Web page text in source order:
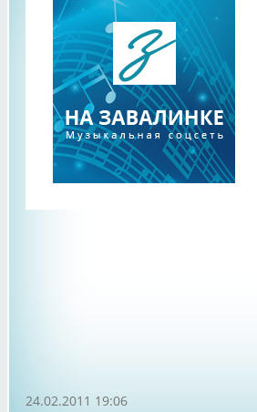
24.02.2011 19:06